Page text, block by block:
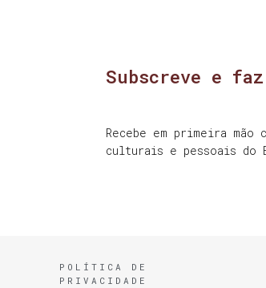
Subscreve e
Recebe em primeira mão
culturais e pessoais do
POLÍTICA DE
PRIVACIDADE